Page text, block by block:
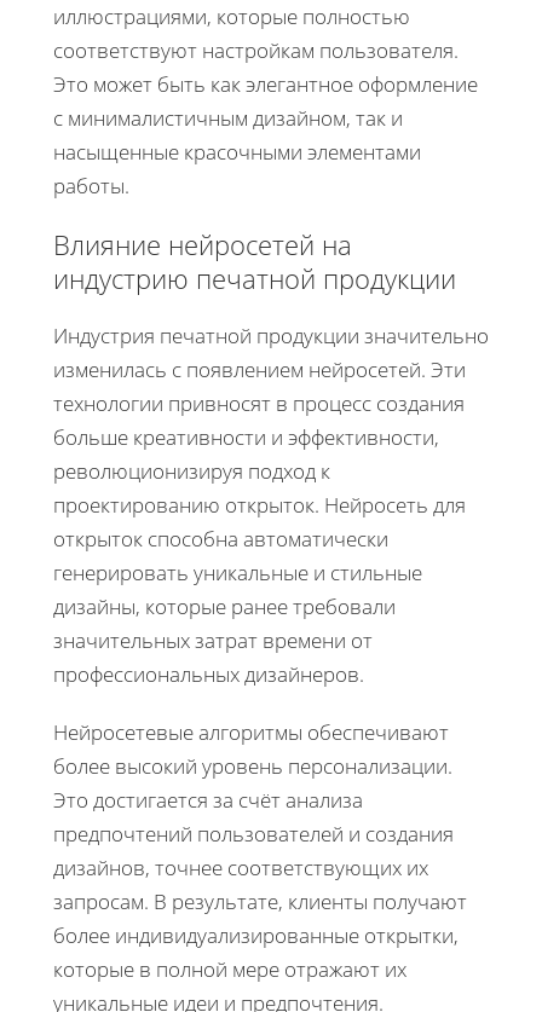
иллюстрациями, которые полностью
соответствуют настройкам пользователя.
Это может быть как элегантное оформление
с минималистичным дизайном, так и
насыщенные красочными элементами
работы.
Влияние нейросетей на
индустрию печатной продукции
Индустрия печатной продукции значительно
изменилась с появлением нейросетей. Эти
технологии привносят в процесс создания
больше креативности и эффективности,
революционизируя подход к
проектированию открыток. Нейросеть для
открыток способна автоматически
генерировать уникальные и стильные
дизайны, которые ранее требовали
значительных затрат времени от
профессиональных дизайнеров.
Нейросетевые алгоритмы обеспечивают
более высокий уровень персонализации.
Это достигается за счёт анализа
предпочтений пользователей и создания
дизайнов, точнее соответствующих их
запросам. В результате, клиенты получают
более индивидуализированные открытки,
которые в полной мере отражают их
уникальные идеи и предпочтения.